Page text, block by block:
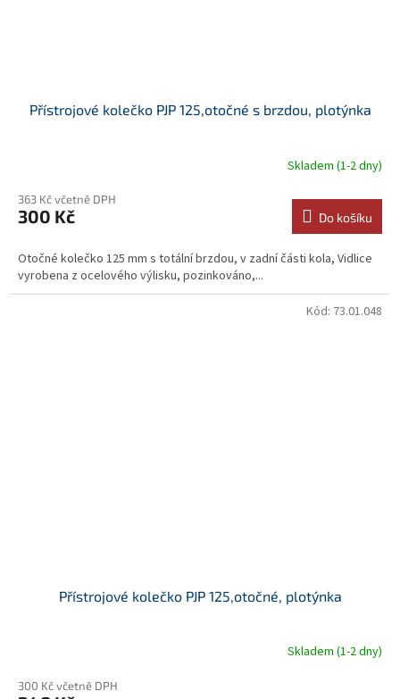
Přístrojové kolečko PJP 125,otočné s brzdou, plotýnka
Skladem (1-2 dny)
363 Kč včetně DPH
300 Kč Do košíku
Otočné kolečko 125 mm s totální brzdou, v zadní části kola, Vidlice
vyrobena z ocelového výlisku, pozinkováno,...
Přístrojové kolečko PJP 125,otočné, plotýnka
Skladem (1-2 dny)
300 Kč včetně DPH
Kód: 73.01.048